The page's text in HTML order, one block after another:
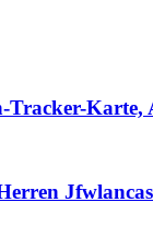
Tracker-